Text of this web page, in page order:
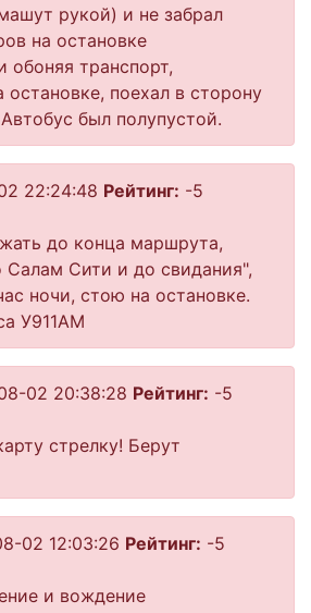
рукой) и не забрал
на остановке
обоняя транспорт,
поехал в сторону
был полупустой.
22:24:48 Рейтинг: -5
до конца маршрута,
Салам Сити и до свидания",
ночи, стою на остановке.
У911АМ
02 20:38:28 Рейтинг: -5
стрелку! Берут
02 12:03:26 Рейтинг: -5
и вождение